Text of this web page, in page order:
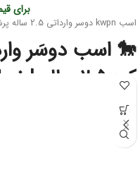
برای
اسب kwpn دوسر وارداتی 2.5 ساله پرشی
کره ۲.۵
آینده‌سازان پرش
این کره دوسَر وارداتی